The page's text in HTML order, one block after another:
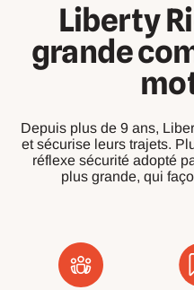
Liberty
grande
Depuis plus de 9 ans,
et sécurise leurs trajets.
réflexe sécurité adopté
plus grande, qui